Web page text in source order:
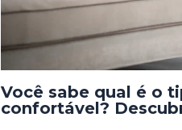
Você sabe qual é o
confortável?